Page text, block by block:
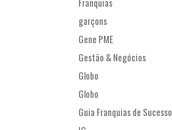
garçons
Gene PME
Gestão & Negócios
Globo
Globo
Guia Franquias de Sucesso